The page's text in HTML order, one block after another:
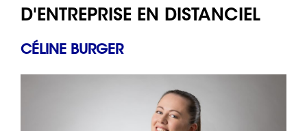
D'ENTREPRISE EN DISTANCIEL
CÉLINE BURGER